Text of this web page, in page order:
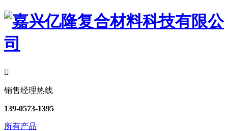

销售经理热线
139-0573-1395
所有产品